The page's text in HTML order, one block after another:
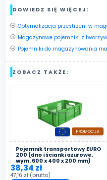
DOWIEDZ SIĘ WIĘCEJ:
Optymalizacja przestrzeni w
Magazynowe pojemniki z
Pojemniki do magazynowania
ZOBACZ TAKŻE:
Pojemnik transportowy EURO
200 (dno i ścianki ażurowe,
wym. 600 x 400 x 200 mm)
PROMOCJA
38,34 zł
47,16 zł (brutto)